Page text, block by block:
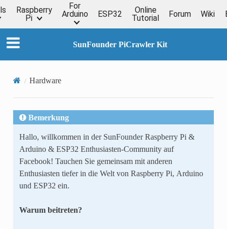
Raspberry
Pi
For
Arduino
ESP32
Online
Tutorial
Forum Wiki
SunFounder PiCrawler Kit
Hardware
Bemerkung
Hallo, willkommen in der SunFounder Raspberry Pi &
Arduino & ESP32 Enthusiasten-Community auf
Facebook! Tauchen Sie gemeinsam mit anderen
Enthusiasten tiefer in die Welt von Raspberry Pi, Arduino
und ESP32 ein.
Warum beitreten?